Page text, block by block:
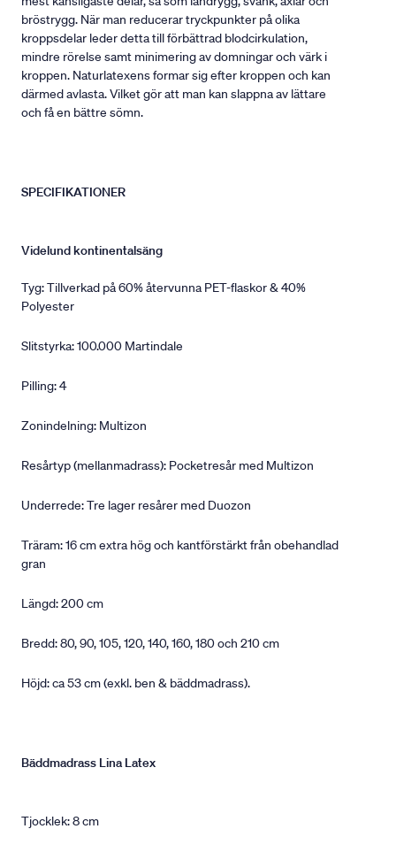
bröstrygg. När man reducerar tryckpunkter på olika
kroppsdelar leder detta till förbättrad blodcirkulation,
mindre rörelse samt minimering av domningar och värk i
kroppen. Naturlatexens formar sig efter kroppen och kan
därmed avlasta. Vilket gör att man kan slappna av lättare
och få en bättre sömn.
SPECIFIKATIONER
Videlund kontinentalsäng
Tyg: Tillverkad på 60% återvunna PET-flaskor & 40%
Polyester
Slitstyrka: 100.000 Martindale
Pilling: 4
Zonindelning: Multizon
Resårtyp (mellanmadrass): Pocketresår med Multizon
Underrede: Tre lager resårer med Duozon
Träram: 16 cm extra hög och kantförstärkt från obehandlad
gran
Längd: 200 cm
Bredd: 80, 90, 105, 120, 140, 160, 180 och 210 cm
Höjd: ca 53 cm (exkl. ben & bäddmadrass).
Bäddmadrass Lina Latex
Tjocklek: 8 cm